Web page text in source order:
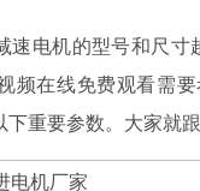
速电机的型号和尺
频在线免费观看需
重要参数。 大家就